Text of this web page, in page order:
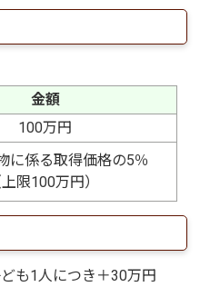
金額
100万円
に係る取得価格の5％
上限100万円）
も1人につき＋30万円